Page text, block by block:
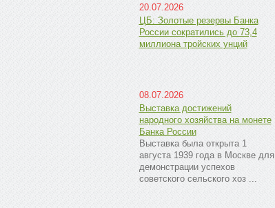
20.07.2026
ЦБ: Золотые резервы Банка
России сократились до 73,4
миллиона тройских унций
08.07.2026
Выставка достижений
народного хозяйства на монете
Банка России
Выставка была открыта 1
августа 1939 года в Москве для
демонстрации успехов
советского сельского хоз ...